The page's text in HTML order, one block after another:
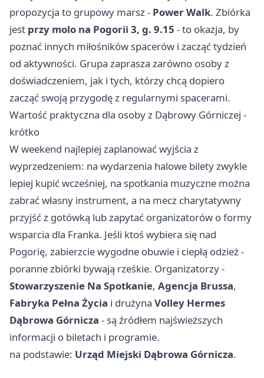
propozycja to grupowy marsz - Power Walk. Zbiórka
jest przy molo na Pogorii 3, g. 9.15 - to okazja, by
poznać innych miłośników spacerów i zacząć tydzień
od aktywności. Grupa zaprasza zarówno osoby z
doświadczeniem, jak i tych, którzy chcą dopiero
zacząć swoją przygodę z regularnymi spacerami.
Wartość praktyczna dla osoby z Dąbrowy Górniczej -
krótko
W weekend najlepiej zaplanować wyjścia z
wyprzedzeniem: na wydarzenia halowe bilety zwykle
lepiej kupić wcześniej, na spotkania muzyczne można
zabrać własny instrument, a na mecz charytatywny
przyjść z gotówką lub zapytać organizatorów o formy
wsparcia dla Franka. Jeśli ktoś wybiera się nad
Pogorię, zabierzcie wygodne obuwie i ciepłą odzież -
poranne zbiórki bywają rześkie. Organizatorzy -
Stowarzyszenie Na Spotkanie, Agencja Brussa,
Fabryka Pełna Życia i drużyna Volley Hermes
Dąbrowa Górnicza - są źródłem najświeższych
informacji o biletach i programie.
na podstawie: Urząd Miejski Dąbrowa Górnicza.